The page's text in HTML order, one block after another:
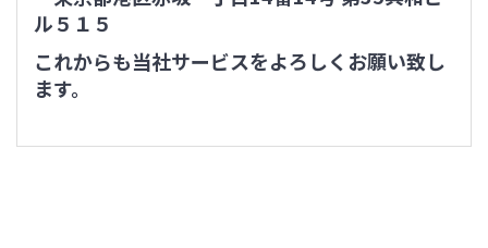
ル５１５
これからも当社サービスをよろしくお願い致し
ます。